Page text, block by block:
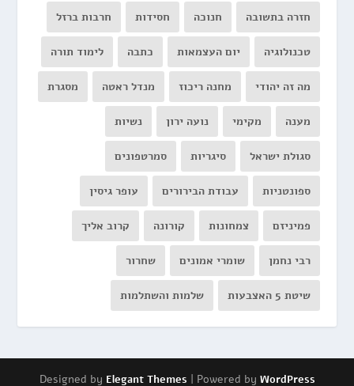
חזרה בתשובה חנוכה חסידות חרבות ברזל
טכנולוגיה יום העצמאות כתבה לימוד תורה
מה זה יהודי מחנה ריכוז מנדל ראטה מסגרת
מענה מקימי נועה ירון נשיות
סגולת ישראל סיגריות סמרטפונים
ספונטניות עבודת הבירורים עופר גיסין
פמיניזם צמחונות קורונה קרוב אליך
רבי נחמן שומרי אמונים שחרור
שיטת 5 האצבעות שלמות והשתלמות
Designed by Elegant Themes | Powered by WordPress